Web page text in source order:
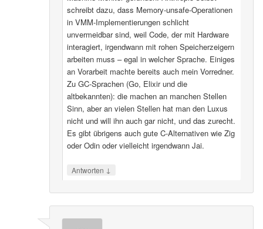
schreibt dazu, dass Memory-unsafe-Operationen
in VMM-Implementierungen schlicht
unvermeidbar sind, weil Code, der mit Hardware
interagiert, irgendwann mit rohen Speicherzeigern
arbeiten muss – egal in welcher Sprache. Einiges
an Vorarbeit machte bereits auch mein Vorredner.
Zu GC-Sprachen (Go, Elixir und die
altbekannten): die machen an manchen Stellen
Sinn, aber an vielen Stellen hat man den Luxus
nicht und will ihn auch gar nicht, und das zurecht.
Es gibt übrigens auch gute C-Alternativen wie Zig
oder Odin oder vielleicht irgendwann Jai.
Antworten ↓